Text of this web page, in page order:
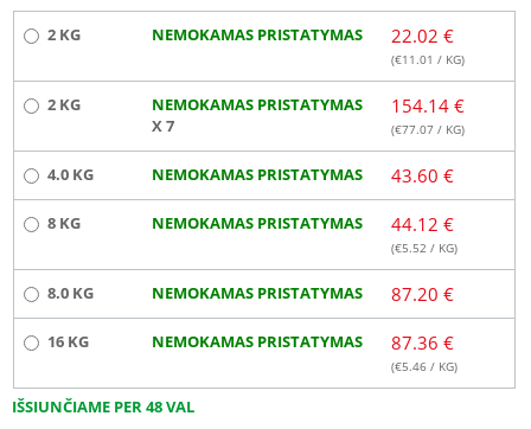
2 KG NEMOKAMAS PRISTATYMAS 22.02 €
(€11.01 / KG)
2 KG
NEMOKAMAS PRISTATYMAS
X 7
154.14 €
(€77.07 / KG)
4.0 KG NEMOKAMAS PRISTATYMAS 43.60 €
8 KG NEMOKAMAS PRISTATYMAS 44.12 €
(€5.52 / KG)
8.0 KG NEMOKAMAS PRISTATYMAS 87.20 €
16 KG NEMOKAMAS PRISTATYMAS 87.36 €
(€5.46 / KG)
IŠSIUNČIAME PER 48 VAL